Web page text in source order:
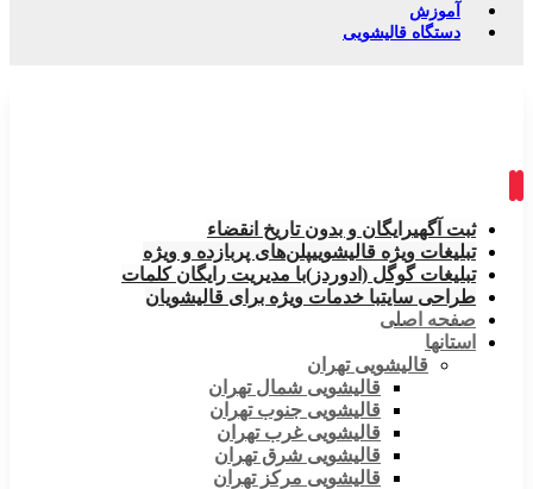
آموزش
دستگاه قالیشویی
ثبت آگهیرایگان و بدون تاریخ انقضاء
تبلیغات ویژه قالیشوییپلن‌های پربازده و ویژه
تبلیغات گوگل (ادوردز)با مدیریت رایگان کلمات
طراحی سایتبا خدمات ویژه برای قالیشویان
صفحه اصلی
استانها
قالیشویی تهران
قالیشویی شمال تهران
قالیشویی جنوب تهران
قالیشویی غرب تهران
قالیشویی شرق تهران
قالیشویی مرکز تهران